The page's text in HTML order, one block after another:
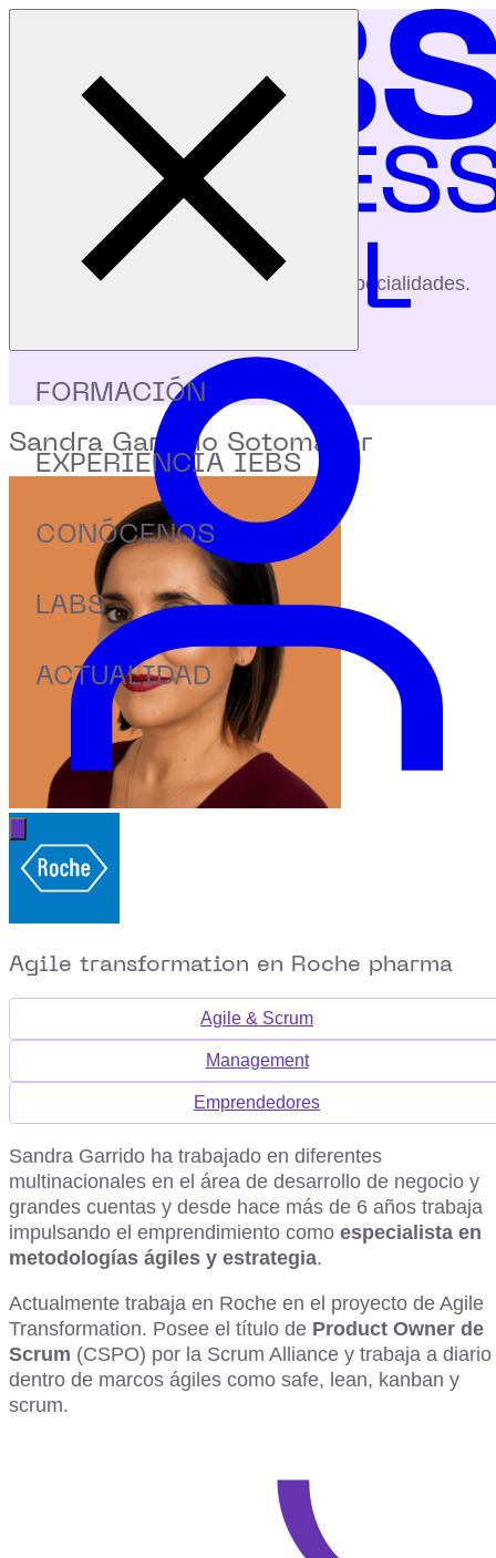
FORMACIÓN
EXPERIENCIA IEBS
CONÓCENOS
LABS
ACTUALIDAD
Inicio
Profesores
Sandra Garrido Sotomayor
profesores
Conoce a nuestros profesores y sus especialidades.
Sandra Garrido Sotomayor
Agile transformation en Roche pharma
Agile & Scrum
Management
Emprendedores
Sandra Garrido ha trabajado en diferentes
multinacionales en el área de desarrollo de negocio y
grandes cuentas y desde hace más de 6 años trabaja
impulsando el emprendimiento como especialista en
metodologías ágiles y estrategia.
Actualmente trabaja en Roche en el proyecto de Agile
Transformation. Posee el título de Product Owner de
Scrum (CSPO) por la Scrum Alliance y trabaja a diario
dentro de marcos ágiles como safe, lean, kanban y
scrum.